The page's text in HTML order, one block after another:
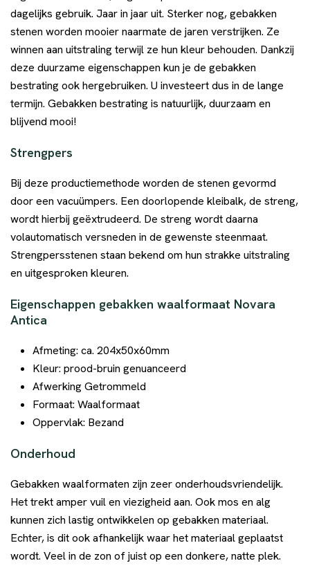
dagelijks gebruik. Jaar in jaar uit. Sterker nog, gebakken
stenen worden mooier naarmate de jaren verstrijken. Ze
winnen aan uitstraling terwijl ze hun kleur behouden. Dankzij
deze duurzame eigenschappen kun je de gebakken
bestrating ook hergebruiken. U investeert dus in de lange
termijn. Gebakken bestrating is natuurlijk, duurzaam en
blijvend mooi!
Strengpers
Bij deze productiemethode worden de stenen gevormd
door een vacuümpers. Een doorlopende kleibalk, de streng,
wordt hierbij geëxtrudeerd. De streng wordt daarna
volautomatisch versneden in de gewenste steenmaat.
Strengpersstenen staan bekend om hun strakke uitstraling
en uitgesproken kleuren.
Eigenschappen gebakken waalformaat Novara
Antica
Afmeting: ca. 204x50x60mm
Kleur: prood-bruin genuanceerd
Afwerking Getrommeld
Formaat: Waalformaat
Oppervlak: Bezand
Onderhoud
Gebakken waalformaten zijn zeer onderhoudsvriendelijk.
Het trekt amper vuil en viezigheid aan. Ook mos en alg
kunnen zich lastig ontwikkelen op gebakken materiaal.
Echter, is dit ook afhankelijk waar het materiaal geplaatst
wordt. Veel in de zon of juist op een donkere, natte plek.